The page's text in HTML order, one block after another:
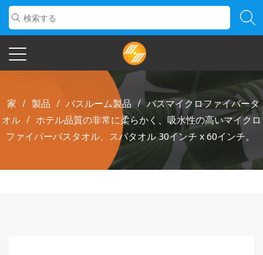
家 / 製品 / バスルーム製品 / バスマイクロファイバータ
オル / ホテル品質の非常に柔らかく、吸水性の高いマイクロ
ファイバーバスタオル、スパタオル 30インチ x 60インチ。